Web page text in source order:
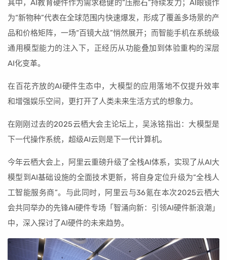
其中，AI教育硬件作为需求稳健的“压舱石”持续发力；AI眼镜作
为“新物种”代表在全球范围内快速爆发，形成了覆盖多场景的产
品和价格矩阵，一场“百镜大战”悄然展开；而智能手机在系统级
通用模型能力的注入下，正经历从功能叠加到体验重构的深层
AI化变革。
在百花齐放的AI硬件生态中，大模型的应用落地不仅提升效率
和增强娱乐空间，更打开了人类未来生活方式的想象力。
在刚刚过去的2025云栖大会主论坛上，吴泳铭指出：大模型是
下一代操作系统，超级AI云则是下一代计算机。
今年云栖大会上，阿里云重磅升级了全栈AI体系，实现了从AI大
模型到AI基础设施的全面技术更新，将自身定位升级为“全栈人
工智能服务商”。与此同时，阿里云与36氪在本次2025云栖大
会共同举办的先锋AI硬件专场「智涌向新：引领AI硬件新浪潮」
中，深入探讨了AI硬件的未来趋势。